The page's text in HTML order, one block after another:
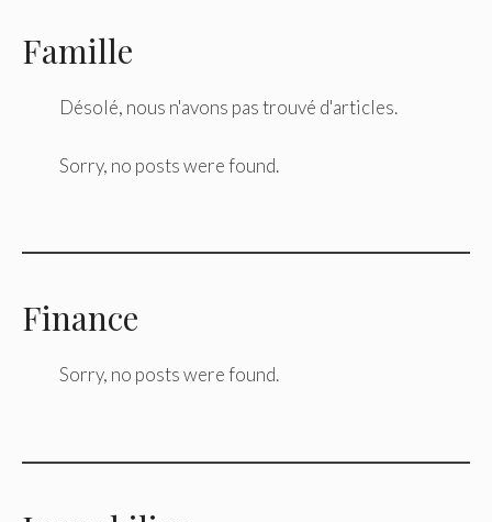
Famille
Désolé, nous n'avons pas trouvé d'articles.
Sorry, no posts were found.
Finance
Sorry, no posts were found.